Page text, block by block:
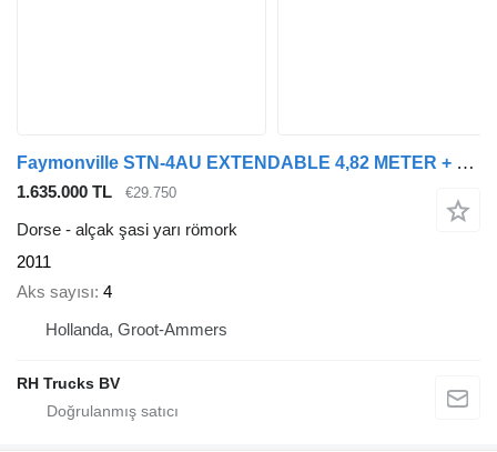
Faymonville STN-4AU EXTENDABLE 4,82 METER + HYDRAULIC RAMPS
1.635.000 TL €29.750
Dorse - alçak şasi yarı römork
2011
Aks sayısı 4
Hollanda, Groot-Ammers
RH Trucks BV